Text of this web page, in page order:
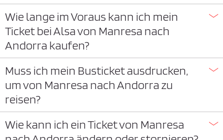
Wie lange im Voraus kann ich mein
Ticket bei Alsa von Manresa nach
Andorra kaufen?
Muss ich mein Busticket ausdrucken,
um von Manresa nach Andorra zu
reisen?
Wie kann ich ein Ticket von Manresa